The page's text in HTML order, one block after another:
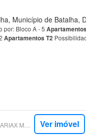
Município de Batalha,
por: Bloco A - 5 Apartamentos
Apartamentos T2
Ver imóvel